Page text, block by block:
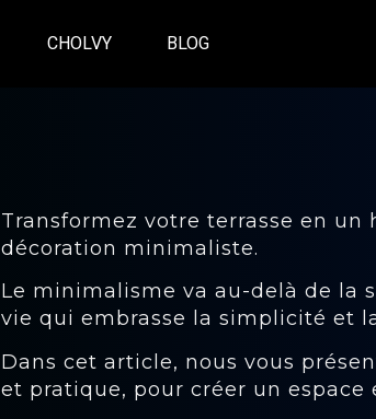
CHOLVY BLOG
Transformez votre terrasse en un
décoration minimaliste.
Le minimalisme va au-delà de la
vie qui embrasse la simplicité et
Dans cet article, nous vous
et pratique, pour créer un